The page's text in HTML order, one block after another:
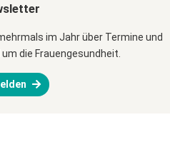
im Jahr über Termine und
die Frauengesundheit.